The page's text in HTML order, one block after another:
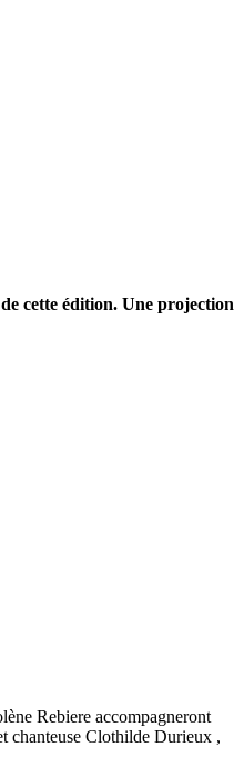
cette édition. Une projection
Rebiere accompagneront
chanteuse Clothilde Durieux ,